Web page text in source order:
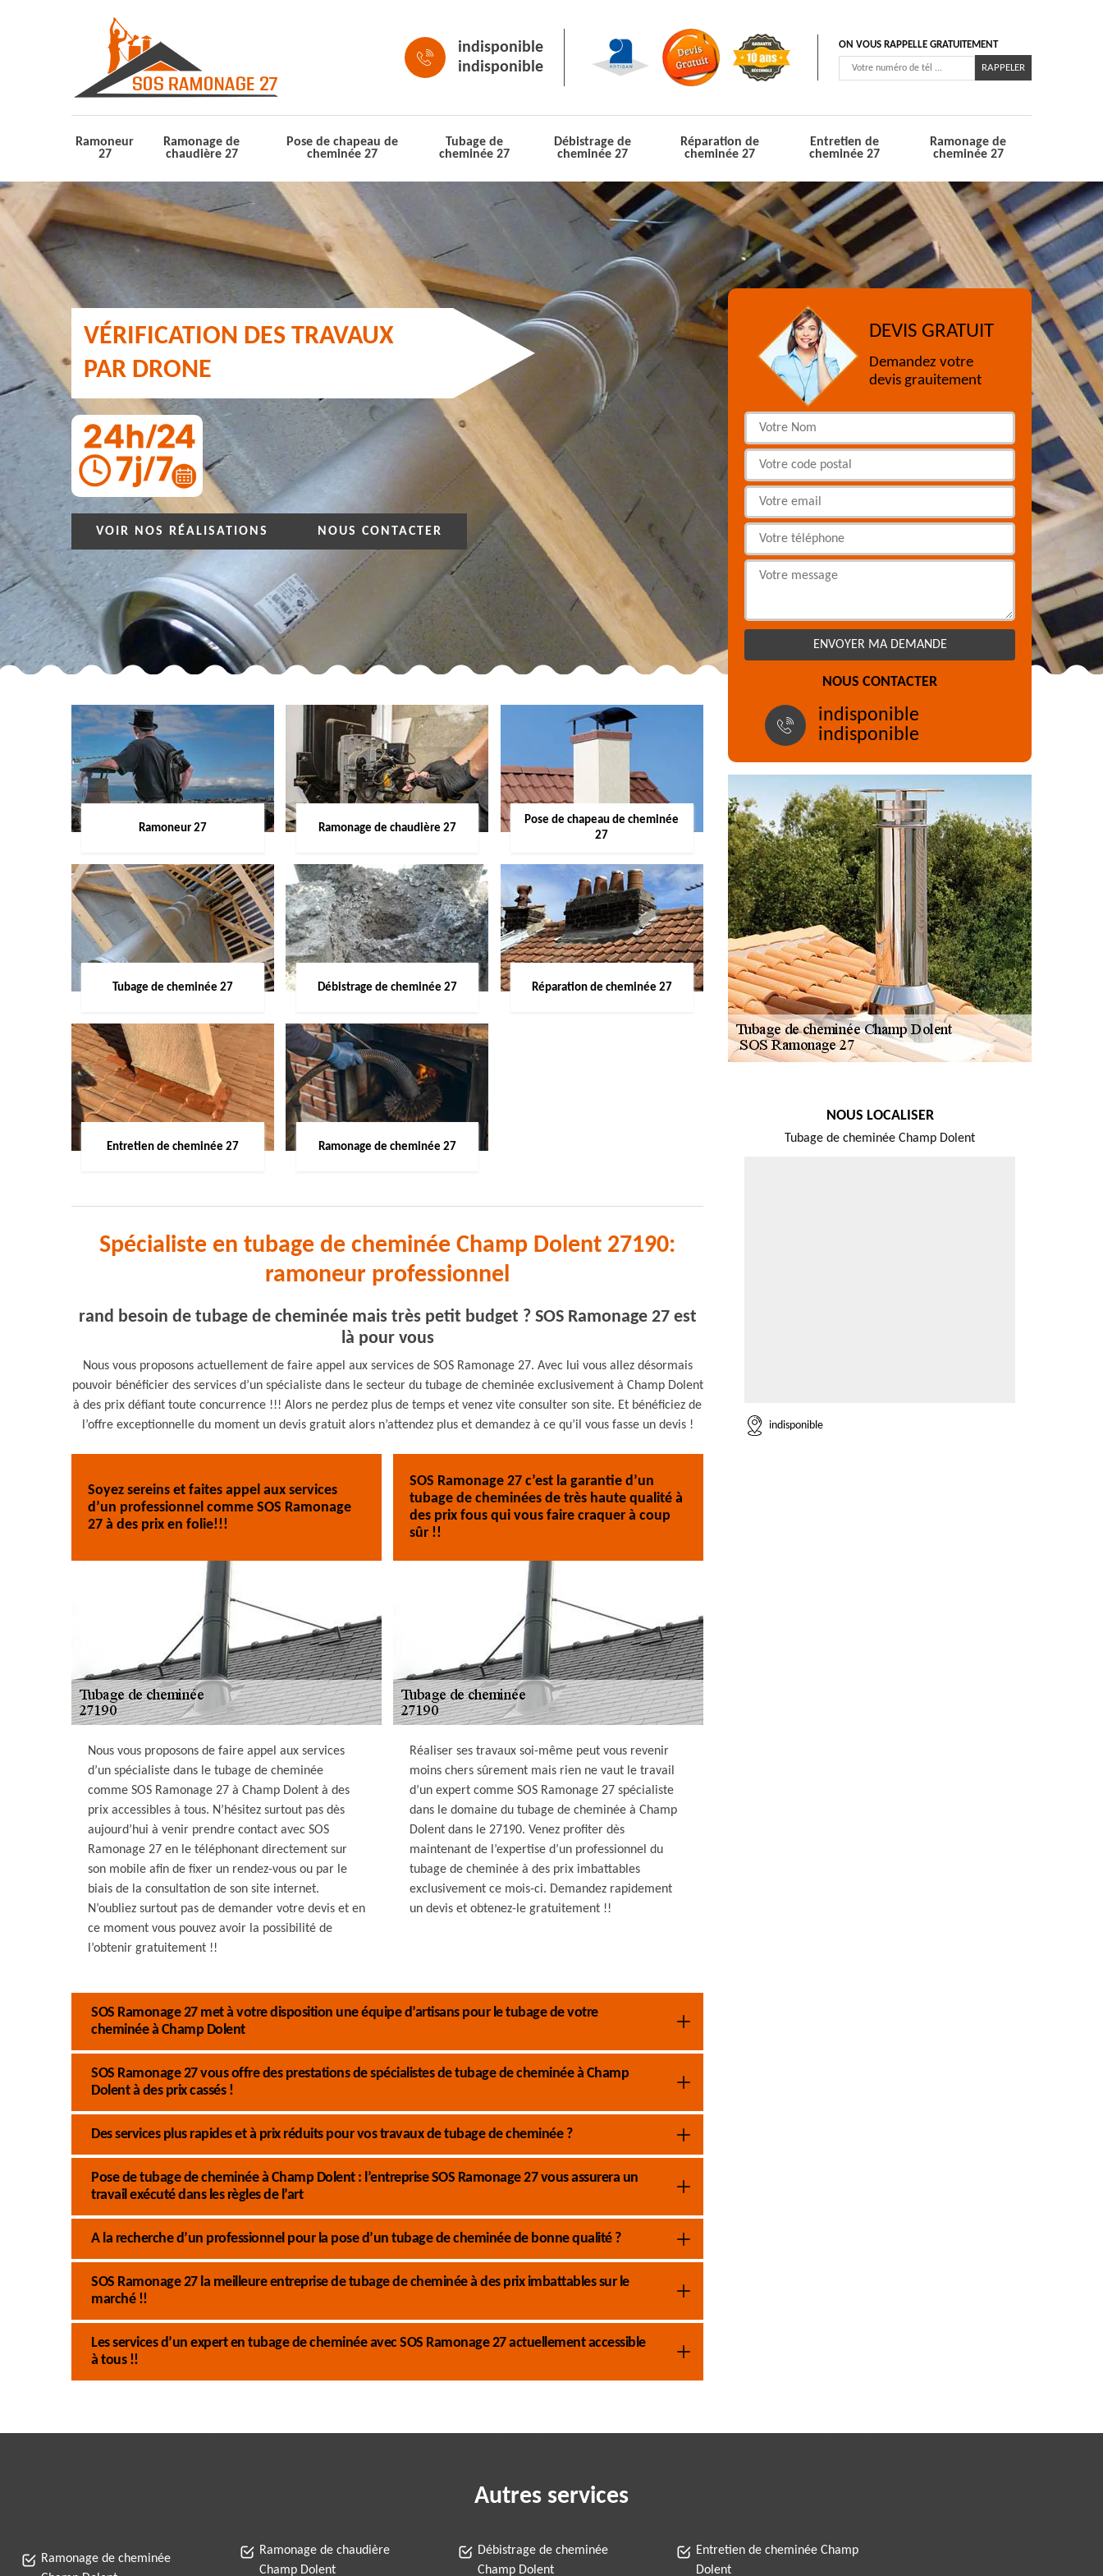
indisponible
indisponible
ON VOUS RAPPELLE GRATUITEMENT
Ramoneur
27
Ramonage de
chaudière 27
Pose de chapeau de
cheminée 27
Tubage de
cheminée 27
Débistrage de
cheminée 27
Réparation de
cheminée 27
Entretien de
cheminée 27
Ramonage de
cheminée 27
VÉRIFICATION DES TRAVAUX
PAR DRONE
VOIR NOS RÉALISATIONS NOUS CONTACTER
Ramoneur 27 Ramonage de chaudière 27
Pose de chapeau de cheminée
27
Tubage de cheminée 27 Débistrage de cheminée 27 Réparation de cheminée 27
Entretien de cheminée 27 Ramonage de cheminée 27
Spécialiste en tubage de cheminée Champ Dolent 27190:
ramoneur professionnel
rand besoin de tubage de cheminée mais très petit budget ? SOS Ramonage 27 est
là pour vous
Nous vous proposons actuellement de faire appel aux services de SOS Ramonage 27. Avec lui vous allez désormais
pouvoir bénéficier des services d’un spécialiste dans le secteur du tubage de cheminée exclusivement à Champ Dolent
à des prix défiant toute concurrence !!! Alors ne perdez plus de temps et venez vite consulter son site. Et bénéficiez de
l’offre exceptionnelle du moment un devis gratuit alors n’attendez plus et demandez à ce qu’il vous fasse un devis !
Soyez sereins et faites appel aux services
d’un professionnel comme SOS Ramonage
27 à des prix en folie!!!
Nous vous proposons de faire appel aux services
d’un spécialiste dans le tubage de cheminée
comme SOS Ramonage 27 à Champ Dolent à des
prix accessibles à tous. N’hésitez surtout pas dès
aujourd’hui à venir prendre contact avec SOS
Ramonage 27 en le téléphonant directement sur
son mobile afin de fixer un rendez-vous ou par le
biais de la consultation de son site internet.
N’oubliez surtout pas de demander votre devis et en
ce moment vous pouvez avoir la possibilité de
l’obtenir gratuitement !!
SOS Ramonage 27 c’est la garantie d’un
tubage de cheminées de très haute qualité à
des prix fous qui vous faire craquer à coup
sûr !!
Réaliser ses travaux soi-même peut vous revenir
moins chers sûrement mais rien ne vaut le travail
d’un expert comme SOS Ramonage 27 spécialiste
dans le domaine du tubage de cheminée à Champ
Dolent dans le 27190. Venez profiter dès
maintenant de l’expertise d’un professionnel du
tubage de cheminée à des prix imbattables
exclusivement ce mois-ci. Demandez rapidement
un devis et obtenez-le gratuitement !!
SOS Ramonage 27 met à votre disposition une équipe d’artisans pour le tubage de votre
cheminée à Champ Dolent
SOS Ramonage 27 vous offre des prestations de spécialistes de tubage de cheminée à Champ
Dolent à des prix cassés !
Des services plus rapides et à prix réduits pour vos travaux de tubage de cheminée ?
Pose de tubage de cheminée à Champ Dolent : l’entreprise SOS Ramonage 27 vous assurera un
travail exécuté dans les règles de l’art
A la recherche d’un professionnel pour la pose d’un tubage de cheminée de bonne qualité ?
SOS Ramonage 27 la meilleure entreprise de tubage de cheminée à des prix imbattables sur le
marché !!
Les services d’un expert en tubage de cheminée avec SOS Ramonage 27 actuellement accessible
à tous !!
DEVIS GRATUIT
Demandez votre
devis grauitement
NOUS CONTACTER
indisponible
indisponible
NOUS LOCALISER
Tubage de cheminée Champ Dolent
indisponible
Autres services
Ramonage de cheminée
Ramonage de chaudière
Champ Dolent
Débistrage de cheminée
Champ Dolent
Entretien de cheminée Champ
Dolent